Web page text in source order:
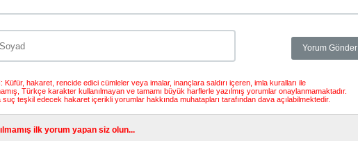
Küfür, hakaret, rencide edici cümleler veya imalar, inançlara saldırı içeren, imla kuralları ile
Türkçe karakter kullanılmayan ve tamamı büyük harflerle yazılmış yorumlar onaylanmamaktadır.
suç teşkil edecek hakaret içerikli yorumlar hakkında muhatapları tarafından dava açılabilmektedir.
ilk yorum yapan siz olun...